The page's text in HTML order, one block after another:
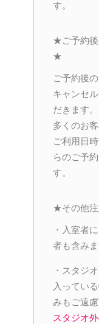
す。
★ご予約後
★
ご予約後
キャンセ
だきます。
多くのお
ご利用日
らのご予
す。
★その他
・入室者
者も含み
・スタジ
入ってい
みもご遠慮
スタジオ